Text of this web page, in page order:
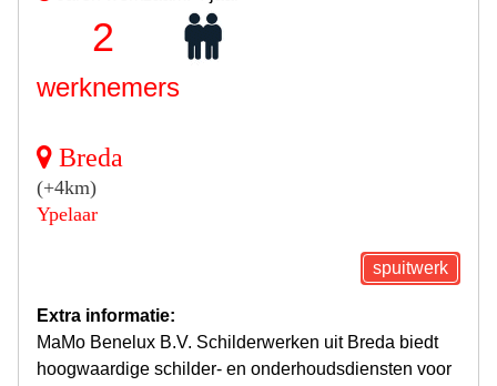
2
werknemers
Breda
(+4km)
Ypelaar
spuitwerk
Extra informatie:
MaMo Benelux B.V. Schilderwerken uit Breda biedt
hoogwaardige schilder- en onderhoudsdiensten voor